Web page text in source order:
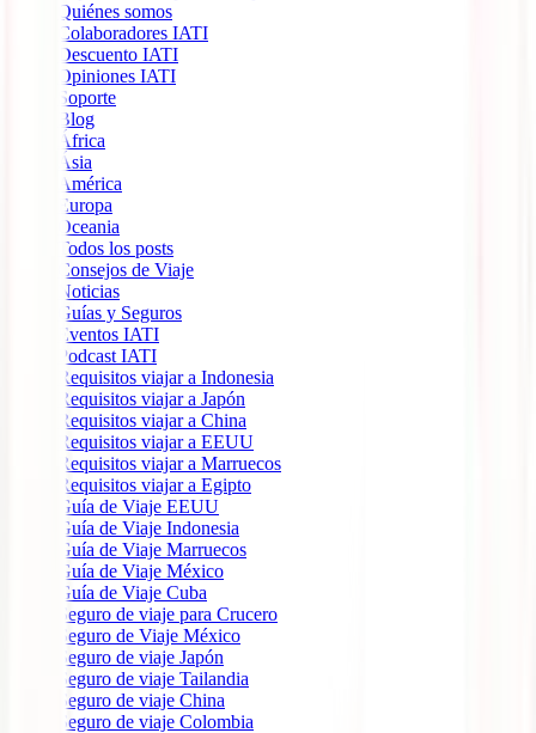
Quiénes somos
Colaboradores IATI
Descuento IATI
Opiniones IATI
Soporte
Blog
África
Ásia
América
Europa
Oceania
Todos los posts
Consejos de Viaje
Noticias
Guías y Seguros
Eventos IATI
Podcast IATI
Requisitos viajar a Indonesia
Requisitos viajar a Japón
Requisitos viajar a China
Requisitos viajar a EEUU
Requisitos viajar a Marruecos
Requisitos viajar a Egipto
Guía de Viaje EEUU
Guía de Viaje Indonesia
Guía de Viaje Marruecos
Guía de Viaje México
Guía de Viaje Cuba
Seguro de viaje para Crucero
Seguro de Viaje México
Seguro de viaje Japón
Seguro de viaje Tailandia
Seguro de viaje China
Seguro de viaje Colombia